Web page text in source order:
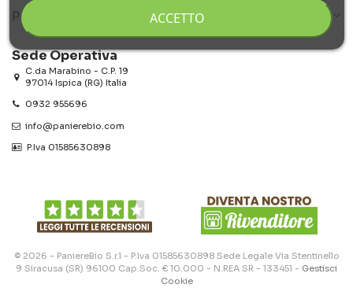
Prodotti Bio a casa tua
Sede Operativa
C.da Marabino - C.P. 19
97014 Ispica (RG) Italia
0932 955696
info@panierebio.com
‎‎‎‎‎ P.Iva 01585630898
ACCETTO
© 2026 - PaniereBio S.r.l - P.Iva 01585630898 Sede Legale Via Stentinello
9 Siracusa (SR) 96100 Cap.Soc. € 10.000 - N.REA SR - 133451 - Gestisci
Cookie